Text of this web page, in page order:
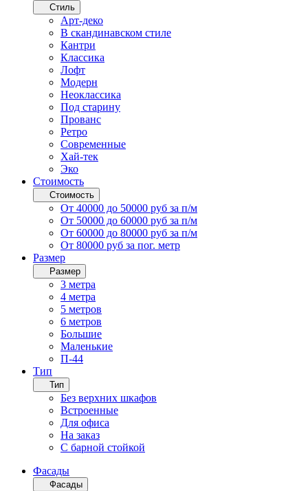
Стиль
Арт-деко
В скандинавском стиле
Кантри
Классика
Лофт
Модерн
Неоклассика
Под старину
Прованс
Ретро
Современные
Хай-тек
Эко
Стоимость
Стоимость
От 40000 до 50000 руб за п/м
От 50000 до 60000 руб за п/м
От 60000 до 80000 руб за п/м
От 80000 руб за пог. метр
Размер
Размер
3 метра
4 метра
5 метров
6 метров
Большие
Маленькие
П-44
Тип
Тип
Без верхних шкафов
Встроенные
Для офиса
На заказ
С барной стойкой
Фасады
Фасады